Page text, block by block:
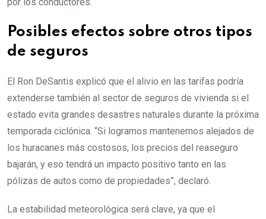
Posibles efectos sobre otros tipos
de seguros
El Ron DeSantis explicó que el alivio en las tarifas podría
extenderse también al sector de seguros de vivienda si el
estado evita grandes desastres naturales durante la próxima
temporada ciclónica. “Si logramos mantenernos alejados de
los huracanes más costosos, los precios del reaseguro
bajarán, y eso tendrá un impacto positivo tanto en las
pólizas de autos como de propiedades”, declaró.
La estabilidad meteorológica será clave, ya que el